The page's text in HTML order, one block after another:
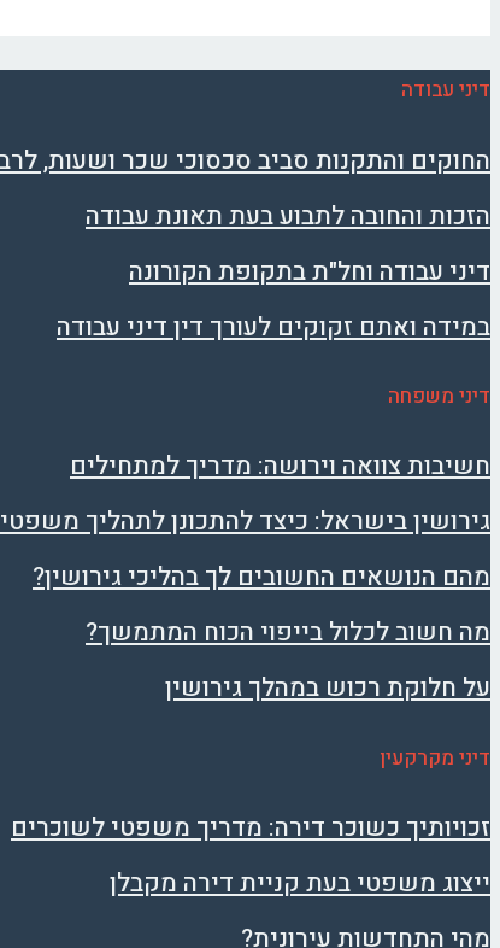
דיני עבודה
החוקים והתקנות סביב סכסוכי שכר ושעות,
הזכות והחובה לתבוע בעת תאונת עבודה
דיני עבודה וחל"ת בתקופת הקורונה
במידה ואתם זקוקים לעורך דין דיני עבודה
דיני משפחה
חשיבות צוואה וירושה: מדריך למתחילים
גירושין בישראל: כיצד להתכונן לתהליך משפטי
מהם הנושאים החשובים לך בהליכי גירושין?
מה חשוב לכלול בייפוי הכוח המתמשך?
על חלוקת רכוש במהלך גירושין
דיני מקרקעין
זכויותיך כשוכר דירה: מדריך משפטי לשוכרים
ייצוג משפטי בעת קניית דירה מקבלן
מהי התחדשות עירונית?